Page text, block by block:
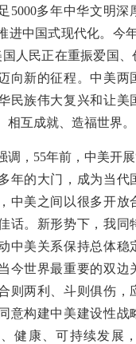
5000多年中华文明深
进中国式现代化。今
人民正在重振爱国
向新的征程。中美两
民族伟大复兴和让美
相互成就、造福世界。
调，55年前，中美开
年的大门，成为当代
中美之间以很多开放
话。新形势下，我同
中美关系保持总体稳
今世界最重要的双边
则两利、斗则俱伤，
意构建中美建设性战
健康、可持续发展